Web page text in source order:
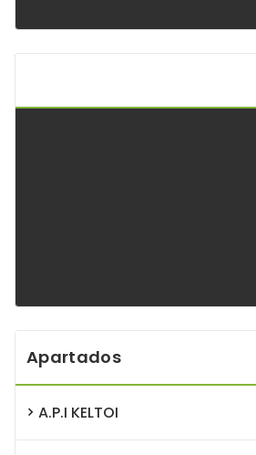
Apartados
A.P.I KELTOI